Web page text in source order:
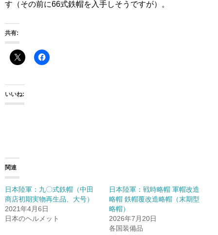
す（その前に66式鉄帽を入手しそうですが）。
共有:
いいね:
関連
日本陸軍：九〇式鉄帽（中田
商店初期実物再生品、大号）
2021年4月6日
日本のヘルメット
日本陸軍：戦時略帽 軍帽改造
略帽 鉄帽覆改造略帽（末期型
略帽）
2026年7月20日
各国装備品